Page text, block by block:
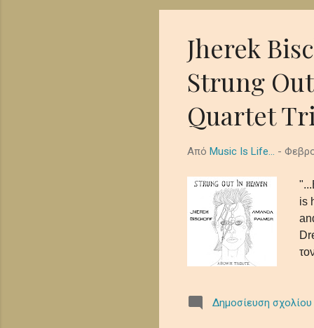
Jherek
Strung
Quartet
Από Music Is Life... -
is
Δημοσίευση σχολίου